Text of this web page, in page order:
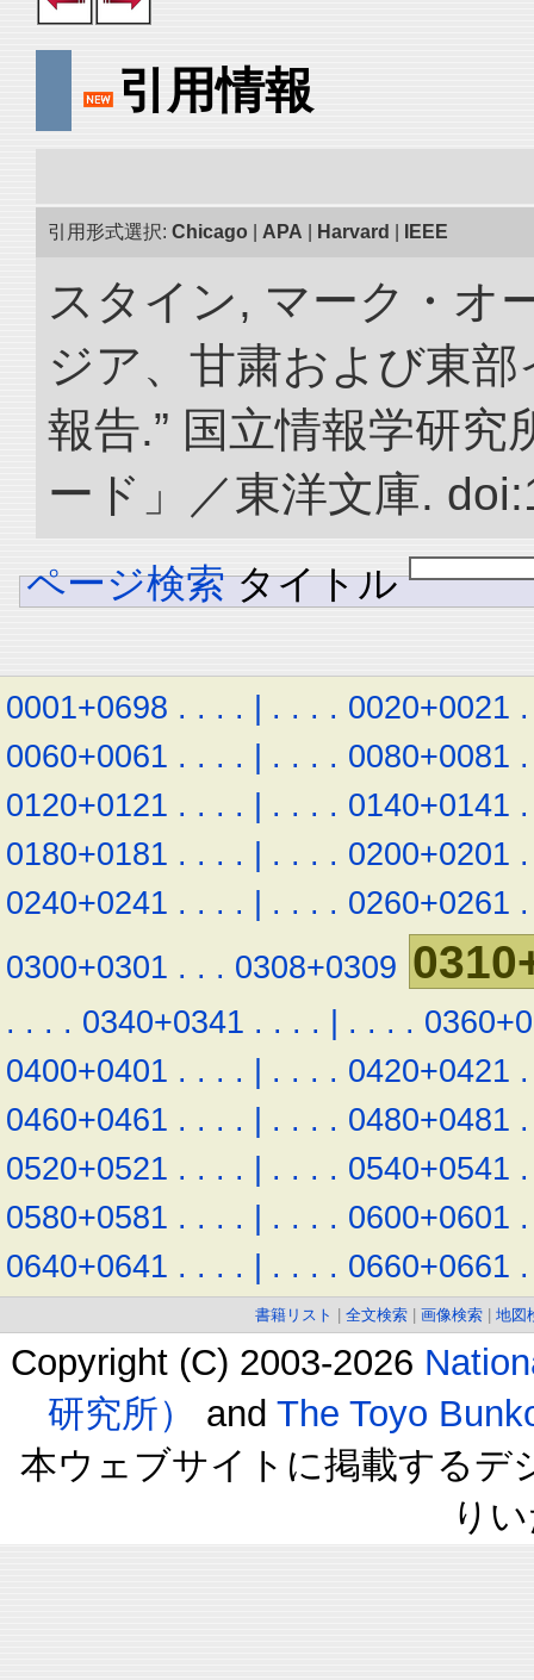
引用情報
引用形式選択: Chicago APA Harvard IEEE
スタイン, マーク・オ
ジア、甘粛および東
報告.” 国立情報学研
ード」／東洋文庫.
ページ検索 タイトル
0001+0698 . . . . | . . . . 0020+0021 .
0060+0061 . . . . | . . . . 0080+0081 .
0120+0121 . . . . | . . . . 0140+0141 .
0180+0181 . . . . | . . . . 0200+0201 .
0240+0241 . . . . | . . . . 0260+0261 .
0300+0301 . . . 0308+0309
. . . . 0340+0341 . . . . | . . . .
0400+0401 . . . . | . . . . 0420+0421 .
0460+0461 . . . . | . . . . 0480+0481 .
0520+0521 . . . . | . . . . 0540+0541 .
0580+0581 . . . . | . . . . 0600+0601 .
0640+0641 . . . . | . . . . 0660+0661 .
書籍リスト 全文検索 画像検索 地図
Copyright (C) 2003-2026
研究所）
and The Toyo
本ウェブサイトに掲載するデ
り